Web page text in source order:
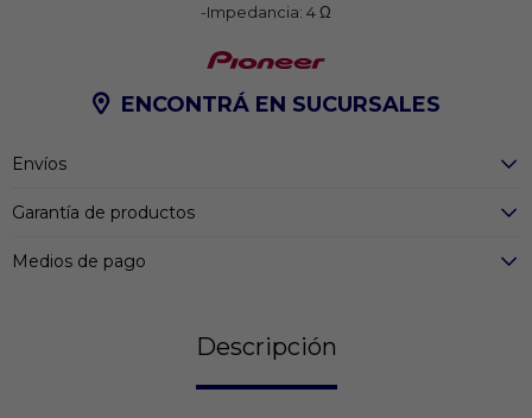
-Impedancia: 4 Ω
ENCONTRÁ EN SUCURSALES
Envíos
Garantía de productos
Medios de pago
Descripción